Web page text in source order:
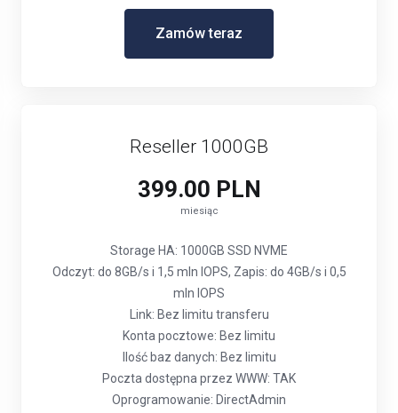
Zamów teraz
Reseller 1000GB
399.00 PLN
miesiąc
Storage HA: 1000GB SSD NVME
Odczyt: do 8GB/s i 1,5 mln IOPS, Zapis: do 4GB/s i 0,5
mln IOPS
Link: Bez limitu transferu
Konta pocztowe: Bez limitu
Ilość baz danych: Bez limitu
Poczta dostępna przez WWW: TAK
Oprogramowanie: DirectAdmin